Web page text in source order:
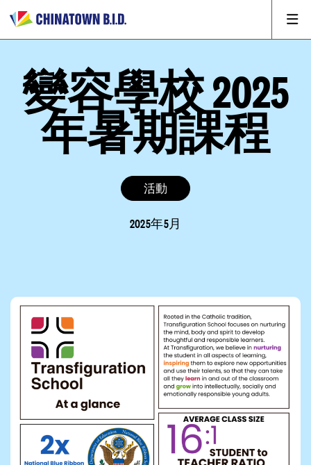
變容學校 2025
年暑期課程
活動
2025年5月